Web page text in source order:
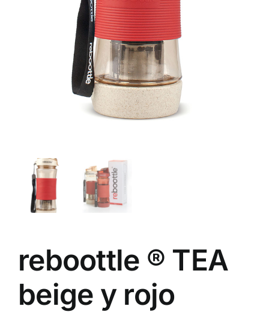
Mi cuenta
Español
reboottle ® TEA
beige y rojo